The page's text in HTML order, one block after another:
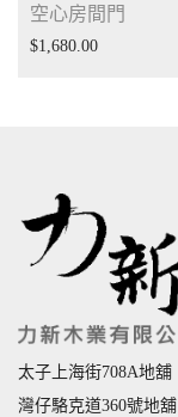
空心房間門
$1,680.00
太子上海街708A地舖
灣仔駱克道360號地舖